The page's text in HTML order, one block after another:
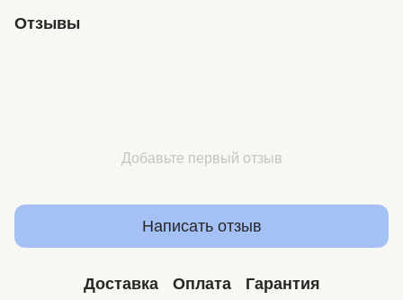
Отзывы
Добавьте первый отзыв
Написать отзыв
Доставка Оплата Гарантия